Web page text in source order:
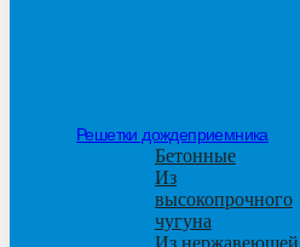
Решетки дождеприемника
Бетонные
Из
высокопрочного
чугуна
Из нержавеющей